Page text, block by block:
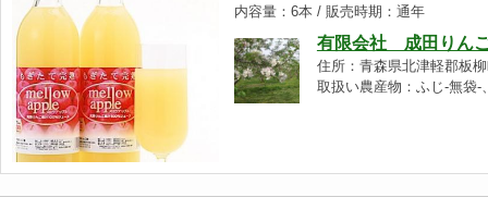
内容量：6本 / 販売時期：通年
有限会社 成田りん
住所：青森県北津軽郡板
取扱い農産物：ふじ-無袋